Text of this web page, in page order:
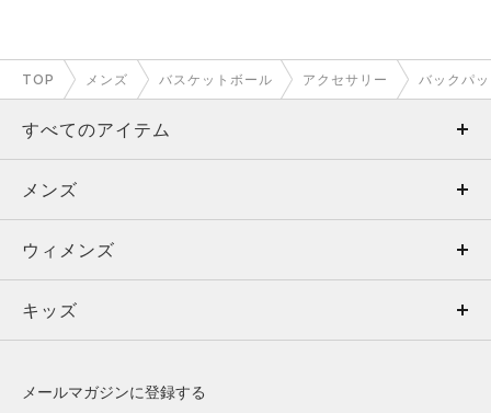
TOP メンズ バスケットボール アクセサリー バックパ
すべてのアイテム
メンズ
ウィメンズ
キッズ
メンズ
トップス
ボトムス
ウィメンズ
トップス
キッズ
メールマガジンに登録する